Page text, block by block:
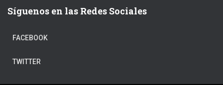
Síguenos en las Redes Sociales
FACEBOOK
TWITTER